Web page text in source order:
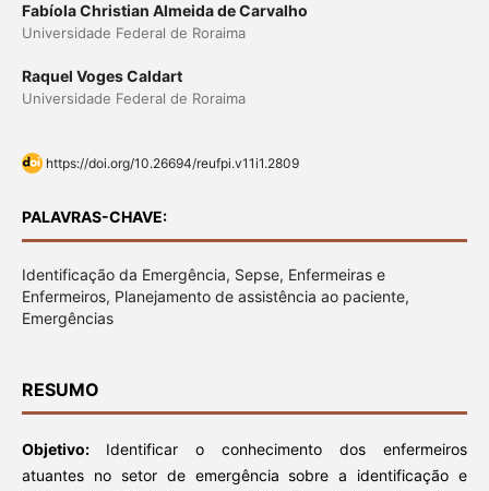
Fabíola Christian Almeida de Carvalho
Universidade Federal de Roraima
Raquel Voges Caldart
Universidade Federal de Roraima
https://doi.org/10.26694/reufpi.v11i1.2809
PALAVRAS-CHAVE:
Identificação da Emergência, Sepse, Enfermeiras e
Enfermeiros, Planejamento de assistência ao paciente,
Emergências
RESUMO
Objetivo: Identificar o conhecimento dos enfermeiros
atuantes no setor de emergência sobre a identificação e